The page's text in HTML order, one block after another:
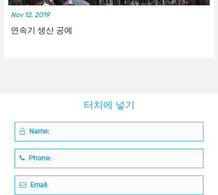
Nov 12, 2019
연속기 생산 공예
터치에 넣기
Name:
Phone:
Email: